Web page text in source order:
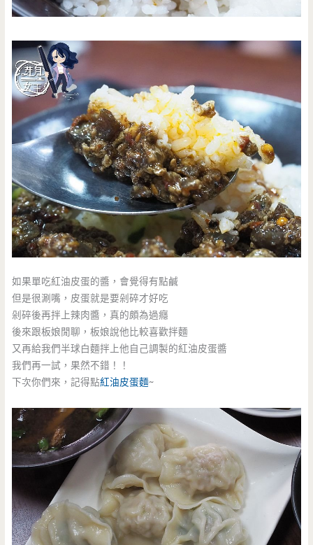
如果單吃紅油皮蛋的醬，會覺得有點鹹
但是很涮嘴，皮蛋就是要剁碎才好吃
剁碎後再拌上辣肉醬，真的頗為過癮
後來跟板娘閒聊，板娘說他比較喜歡拌麵
又再給我們半球白麵拌上他自己調製的紅油皮蛋醬
我們再一試，果然不錯！！
下次你們來，記得點紅油皮蛋麵~